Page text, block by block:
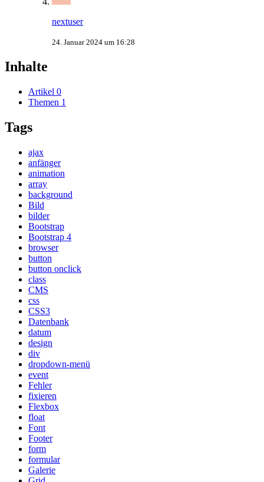
nextuser
24. Januar 2024 um 16:28
Inhalte
Artikel 0
Themen 1
Tags
ajax
anfänger
animation
array
background
Bild
bilder
Bootstrap
Bootstrap 4
browser
button
button onclick
class
CMS
css
CSS3
Datenbank
datum
design
div
dropdown-menü
event
Fehler
fixieren
Flexbox
float
Font
Footer
form
formular
Galerie